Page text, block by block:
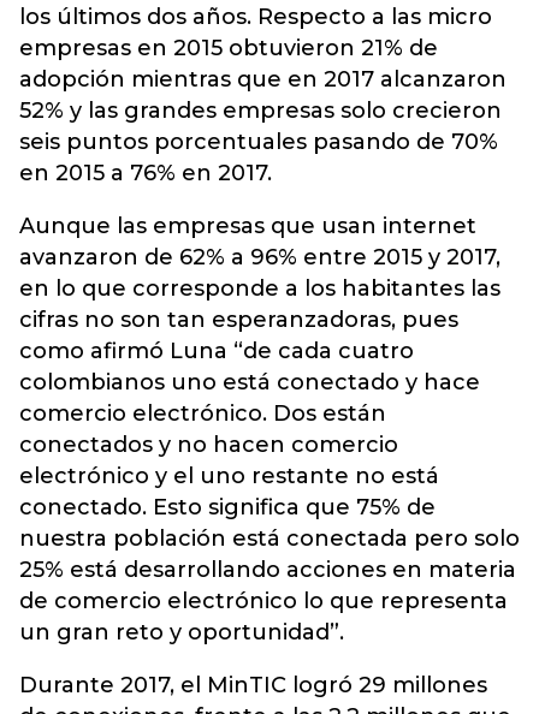
los últimos dos años. Respecto a las micro
empresas en 2015 obtuvieron 21% de
adopción mientras que en 2017 alcanzaron
52% y las grandes empresas solo crecieron
seis puntos porcentuales pasando de 70%
en 2015 a 76% en 2017.
Aunque las empresas que usan internet
avanzaron de 62% a 96% entre 2015 y 2017,
en lo que corresponde a los habitantes las
cifras no son tan esperanzadoras, pues
como afirmó Luna “de cada cuatro
colombianos uno está conectado y hace
comercio electrónico. Dos están
conectados y no hacen comercio
electrónico y el uno restante no está
conectado. Esto significa que 75% de
nuestra población está conectada pero solo
25% está desarrollando acciones en materia
de comercio electrónico lo que representa
un gran reto y oportunidad”.
Durante 2017, el MinTIC logró 29 millones